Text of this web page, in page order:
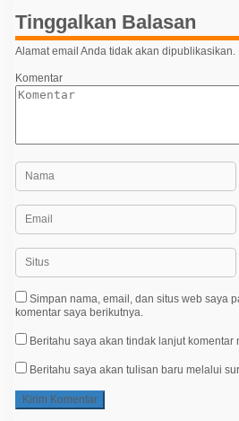
p
o
s
Tinggalkan Balasan
Alamat email Anda tidak akan dipublikasikan.
Komentar
Simpan nama, email, dan situs web saya
komentar saya berikutnya.
Beritahu saya akan tindak lanjut komentar
Beritahu saya akan tulisan baru melalui